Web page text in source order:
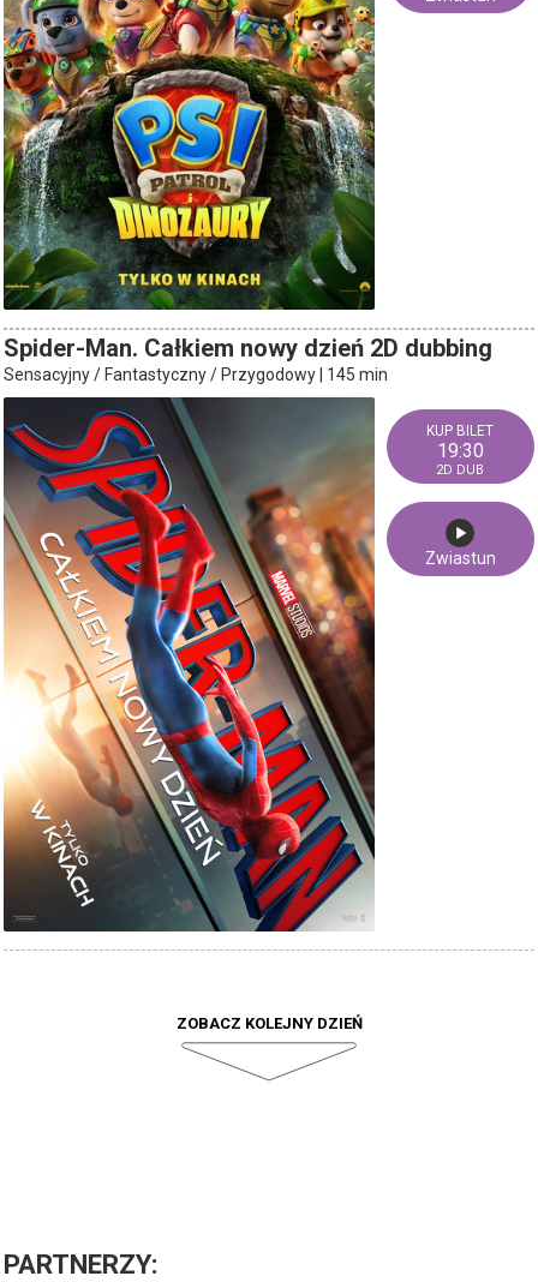
Spider-Man. Całkiem nowy dzień 2D dubbing
Sensacyjny / Fantastyczny / Przygodowy | 145 min
19:30
2D DUB
Zwiastun
ZOBACZ KOLEJNY DZIEŃ
PARTNERZY: